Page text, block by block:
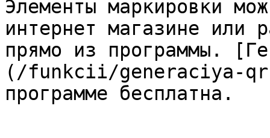
Элементы маркировки
интернет магазине или
прямо из программы.
(/funkcii/generaciya-